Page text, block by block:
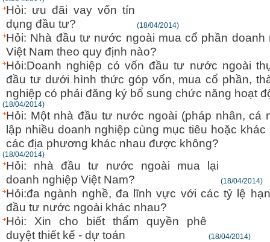
Hỏi: ưu đãi vay vốn tín
dụng đầu tư?
(18/04/2014)
Hỏi: Nhà đầu tư nước ngoài mua cổ phần doanh
Việt Nam theo quy định nào?
Hỏi:Doanh nghiệp có vốn đầu tư nước ngoài
đầu tư dưới hình thức góp vốn, mua cổ phần,
nghiệp có phải đăng ký bổ sung chức năng hoạt
(18/04/2014)
Hỏi: Một nhà đầu tư nước ngoài (pháp nhân, cá
lập nhiều doanh nghiệp cùng mục tiêu hoặc khác
các địa phương khác nhau được không?
(18/04/2014)
Hỏi: nhà đầu tư nước ngoài mua lại
doanh nghiệp Việt Nam?
(18/04/2014)
Hỏi:đa ngành nghề, đa lĩnh vực với các tỷ lệ
đầu tư nước ngoài khác nhau?
Hỏi: Xin cho biết thẩm quyền phê
duyệt thiết kế - dự toán
(18/04/2014)